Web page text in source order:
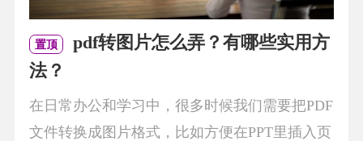
置顶
pdf转图片怎么弄？有哪些实用方
法？
在日常办公和学习中，很多时候我们需要把PDF
文件转换成图片格式，比如方便在PPT里插入页